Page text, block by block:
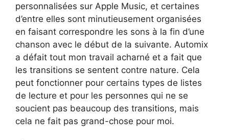
personnalisées sur Apple Music, et certaines
d’entre elles sont minutieusement organisées
en faisant correspondre les sons à la fin d’une
chanson avec le début de la suivante. Automix
a défait tout mon travail acharné et a fait que
les transitions se sentent contre nature. Cela
peut fonctionner pour certains types de listes
de lecture et pour les personnes qui ne se
soucient pas beaucoup des transitions, mais
cela ne fait pas grand-chose pour moi.